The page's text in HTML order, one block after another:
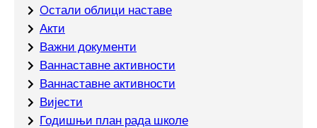
Oстали облици наставе
Акти
Важни документи
Ваннаставне активности
Ваннаставне активности
Вијести
Годишњи план рада школе